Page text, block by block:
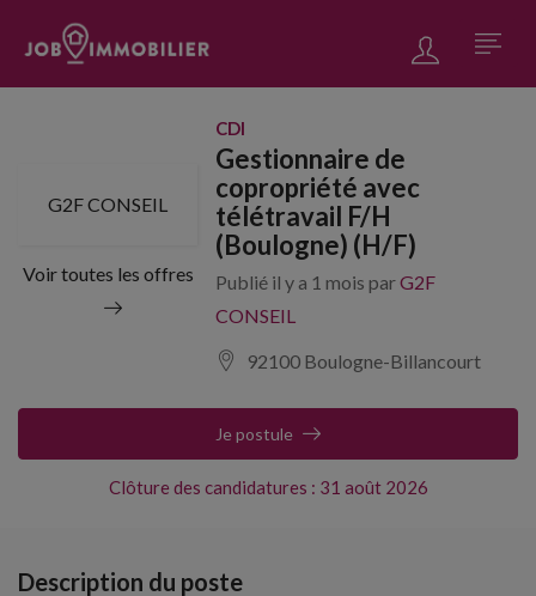
G2F CONSEIL
Voir toutes les offres
CDI
Gestionnaire de
copropriété avec
télétravail F/H
(Boulogne) (H/F)
Publié il y a 1 mois parG2F
CONSEIL
92100 Boulogne-Billancourt
Clôture des candidatures : 31 août 2026
Je postule
Description du poste